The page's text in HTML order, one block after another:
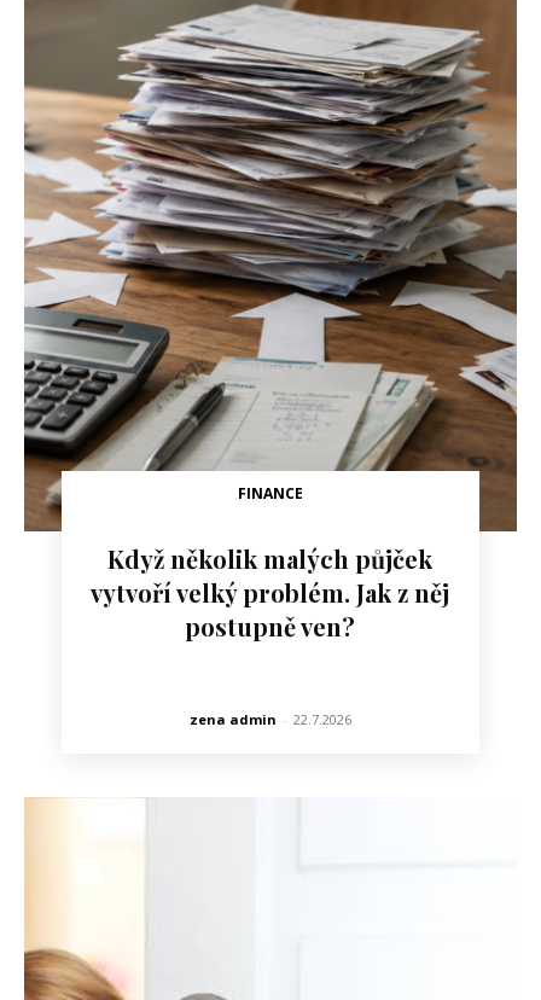
FINANCE
Když několik malých půjček
vytvoří velký problém. Jak z něj
postupně ven?
zena admin - 22.7.2026